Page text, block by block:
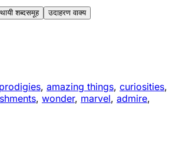
शब्दसमूह उदाहरण वाक्य
prodigies, amazing things, curiosities,
, wonder, marvel, admire,